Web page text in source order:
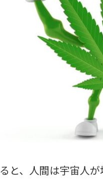
と、人間は宇宙人